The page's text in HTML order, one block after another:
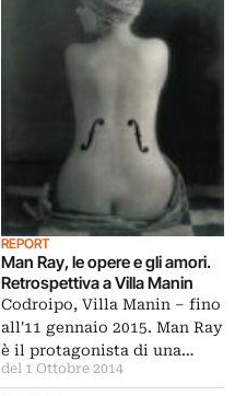
REPORT
Man Ray, le opere e gli amori.
Retrospettiva a Villa Manin
Codroipo, Villa Manin – fino
all'11 gennaio 2015. Man Ray
è il protagonista di una…
del 1 Ottobre 2014